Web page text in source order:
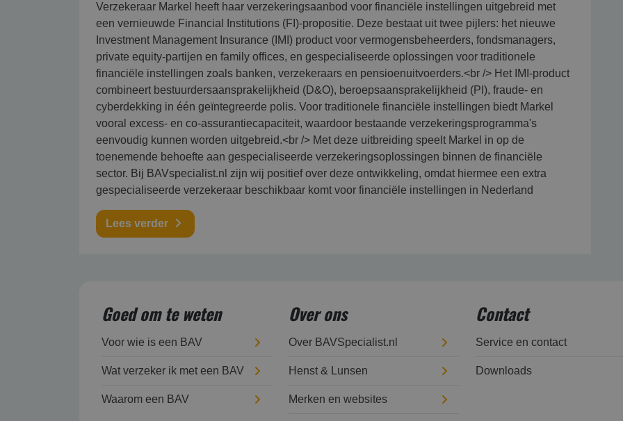
Verzekeraar Markel heeft haar verzekeringsaanbod voor financiële instellingen uitgebreid met
een vernieuwde Financial Institutions (FI)-propositie. Deze bestaat uit twee pijlers: het nieuwe
Investment Management Insurance (IMI) product voor vermogensbeheerders, fondsmanagers,
private equity-partijen en family offices, en gespecialiseerde oplossingen voor traditionele
financiële instellingen zoals banken, verzekeraars en pensioenuitvoerders.<br /> Het IMI-product
combineert bestuurdersaansprakelijkheid (D&O), beroepsaansprakelijkheid (PI), fraude- en
cyberdekking in één geïntegreerde polis. Voor traditionele financiële instellingen biedt Markel
vooral excess- en co-assurantiecapaciteit, waardoor bestaande verzekeringsprogramma's
eenvoudig kunnen worden uitgebreid.<br /> Met deze uitbreiding speelt Markel in op de
toenemende behoefte aan gespecialiseerde verzekeringsoplossingen binnen de financiële
sector. Bij BAVspecialist.nl zijn wij positief over deze ontwikkeling, omdat hiermee een extra
gespecialiseerde verzekeraar beschikbaar komt voor financiële instellingen in Nederland
Lees verder
Goed om te weten
Voor wie is een BAV
Wat verzeker ik met een BAV
Waarom een BAV
Over ons
Over BAVSpecialist.nl
Henst & Lunsen
Merken en websites
Contact
Service en contact
Downloads